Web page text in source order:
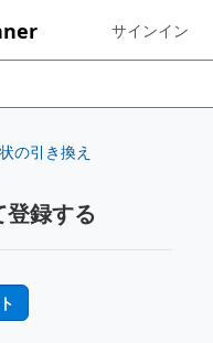
Sign in to
サインイン
の引き換え
録する